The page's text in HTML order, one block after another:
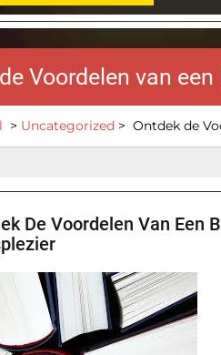
Voordelen van
> Uncategorized > Ontdek de
De Voordelen Van Een